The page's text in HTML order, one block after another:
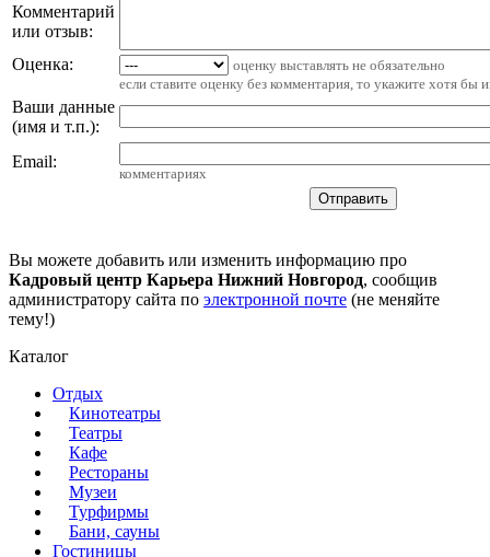
Комментарий
или отзыв:
Оценка:
оценку выставлять не обязательно
если ставите оценку без комментария, то укажите хотя бы
Ваши данные
(имя и т.п.):
Email:
комментариях
Вы можете добавить или изменить информацию про
Кадровый центр Карьера Нижний Новгород, сообщив
администратору сайта по электронной почте (не меняйте
тему!)
Каталог
Отдых
Кинотеатры
Театры
Кафе
Рестораны
Музеи
Турфирмы
Бани, сауны
Гостиницы